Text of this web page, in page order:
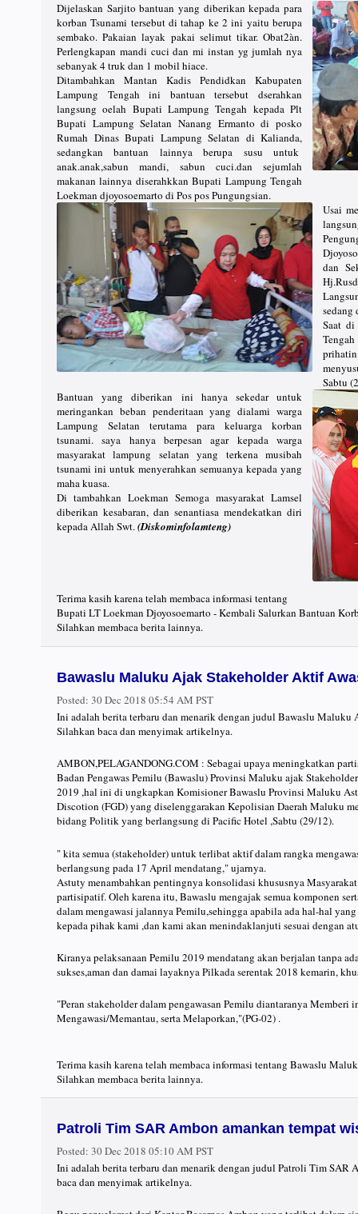
Dijelaskan Sarjito bantuan yang diberikan kepada para
korban Tsunami tersebut di tahap ke 2 ini yaitu berupa
sembako. Pakaian layak pakai selimut tikar. Obat2àn.
Perlengkapan mandi cuci dan mi instan yg jumlah nya
sebanyak 4 truk dan 1 mobil hiace.
Ditambahkan Mantan Kadis Pendidkan Kabupaten
Lampung Tengah ini bantuan tersebut dserahkan
langsung oelah Bupati Lampung Tengah kepada Plt
Bupati Lampung Selatan Nanang Ermanto di posko
Rumah Dinas Bupati Lampung Selatan di Kalianda,
sedangkan bantuan lainnya berupa susu untuk
anak.anak,sabun mandi, sabun cuci.dan sejumlah
makanan lainnya diserahkkan Bupati Lampung Tengah
Loekman djoyosoemarto di Pos pos Pungungsian.
Usai
dan
sedang
Saat
prihatin
Sabtu
Bantuan yang diberikan ini hanya sekedar untuk
meringankan beban penderitaan yang dialami warga
Lampung Selatan terutama para keluarga korban
tsunami. saya hanya berpesan agar kepada warga
masyarakat lampung selatan yang terkena musibah
tsunami ini untuk menyerahkan semuanya kepada yang
maha kuasa.
Di tambahkan Loekman Semoga masyarakat Lamsel
diberikan kesabaran, dan senantiasa mendekatkan diri
kepada Allah Swt.(Diskominfolamteng)
Terima kasih karena telah membaca informasi tentang
Bupati LT Loekman Djoyosoemarto - Kembali Salurkan Bantuan
Silahkan membaca berita lainnya.
Bawaslu Maluku Ajak Stakeholder Aktif
Posted: 30 Dec 2018 05:54 AM PST
Ini adalah berita terbaru dan menarik dengan judul Bawaslu
Silahkan baca dan menyimak artikelnya.
AMBON,PELAGANDONG.COM : Sebagai upaya meningkatkan
Badan Pengawas Pemilu (Bawaslu) Provinsi Maluku ajak
2019 ,hal ini di ungkapkan Komisioner Bawaslu Provinsi Maluku
Discotion (FGD) yang diselenggarakan Kepolisian Daerah Maluku
bidang Politik yang berlangsung di Pacific Hotel ,Sabtu (29/12).
" kita semua (stakeholder) untuk terlibat aktif dalam rangka
berlangsung pada 17 April mendatang," ujarnya.
Astuty menambahkan pentingnya konsolidasi khususnya
partisipatif. Oleh karena itu, Bawaslu mengajak semua komponen
dalam mengawasi jalannya Pemilu,sehingga apabila ada hal-hal
kepada pihak kami ,dan kami akan menindaklanjuti sesuai dengan
Kiranya pelaksanaan Pemilu 2019 mendatang akan berjalan tanpa
sukses,aman dan damai layaknya Pilkada serentak 2018 kemarin,
"Peran stakeholder dalam pengawasan Pemilu diantaranya Memberi
Mengawasi/Memantau, serta Melaporkan,"(PG-02) .
Terima kasih karena telah membaca informasi tentang Bawaslu
Silahkan membaca berita lainnya.
Patroli Tim SAR Ambon amankan tempat
Posted: 30 Dec 2018 05:10 AM PST
Ini adalah berita terbaru dan menarik dengan judul Patroli Tim SAR
baca dan menyimak artikelnya.